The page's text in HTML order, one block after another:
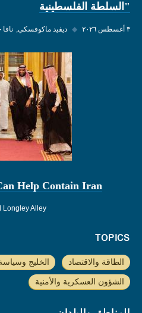
"السلطة الفلسطينية
٣ أغسطس ٢٠٢٦ ◆ ديفيد ماكوفسكي
Help Contain Iran
Longley Alley
TOPICS
الطاقة والاقتصاد الخليج
الشؤون العسكرية والأمنية